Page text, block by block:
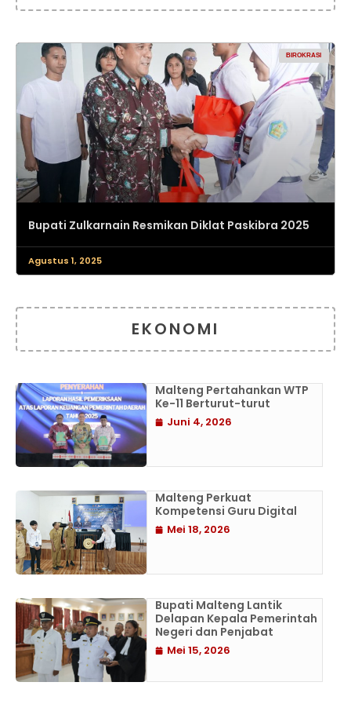
BIROKRASI
Bupati Zulkarnain Resmikan Diklat Paskibra 2025
Agustus 1, 2025
EKONOMI
Malteng Pertahankan WTP
Ke-11 Berturut-turut
Juni 4, 2026
Malteng Perkuat
Kompetensi Guru Digital
Mei 18, 2026
Bupati Malteng Lantik
Delapan Kepala Pemerintah
Negeri dan Penjabat
Mei 15, 2026